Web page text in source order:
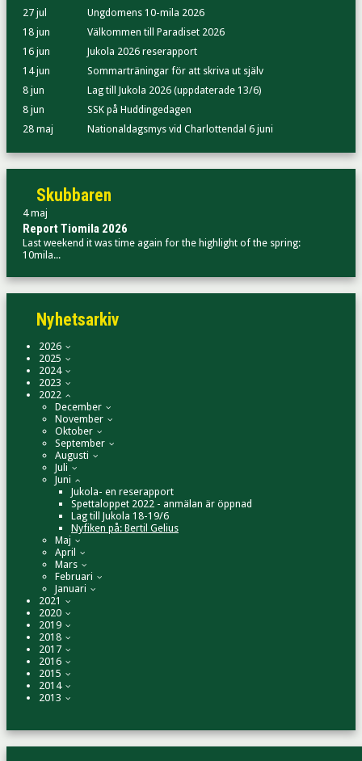
27 jul
Ungdomens 10-mila 2026
18 jun
Välkommen till Paradiset 2026
16 jun
Jukola 2026 reserapport
14 jun
Sommarträningar för att skriva ut själv
8 jun
Lag till Jukola 2026 (uppdaterade 13/6)
8 jun
SSK på Huddingedagen
28 maj
Nationaldagsmys vid Charlottendal 6 juni
Skubbaren
4 maj
Report Tiomila 2026
Last weekend it was time again for the highlight of the spring:
10mila...
Nyhetsarkiv
2026
2025
2024
2023
2022
December
November
Oktober
September
Augusti
Juli
Juni
Jukola- en reserapport
Spettaloppet 2022 - anmälan är öppnad
Lag till Jukola 18-19/6
Nyfiken på: Bertil Gelius
Maj
April
Mars
Februari
Januari
2021
2020
2019
2018
2017
2016
2015
2014
2013